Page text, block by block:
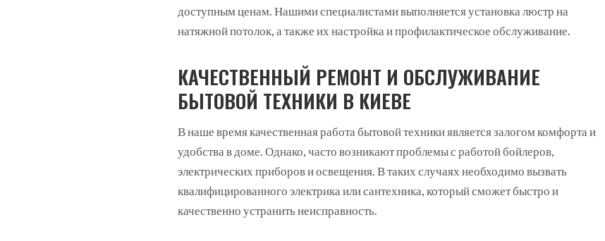
доступным ценам. Нашими специалистами выполняется установка люстр на
натяжной потолок, а также их настройка и профилактическое обслуживание.
КАЧЕСТВЕННЫЙ РЕМОНТ И ОБСЛУЖИВАНИЕ
БЫТОВОЙ ТЕХНИКИ В КИЕВЕ
В наше время качественная работа бытовой техники является залогом комфорта и
удобства в доме. Однако, часто возникают проблемы с работой бойлеров,
электрических приборов и освещения. В таких случаях необходимо вызвать
квалифицированного электрика или сантехника, который сможет быстро и
качественно устранить неисправность.